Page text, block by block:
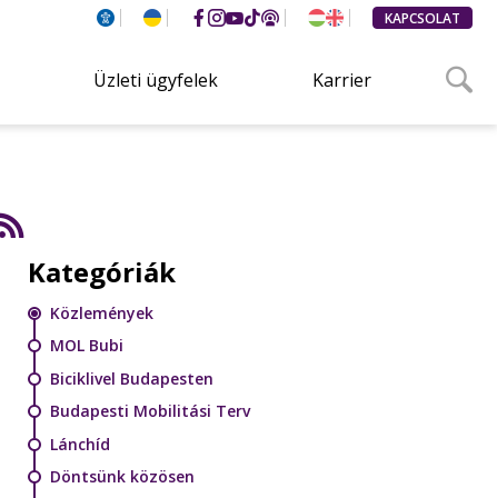
KAPCSOLAT
Üzleti ügyfelek Karrier
Kategóriák
Közlemények
MOL Bubi
Biciklivel Budapesten
Budapesti Mobilitási Terv
Lánchíd
Döntsünk közösen